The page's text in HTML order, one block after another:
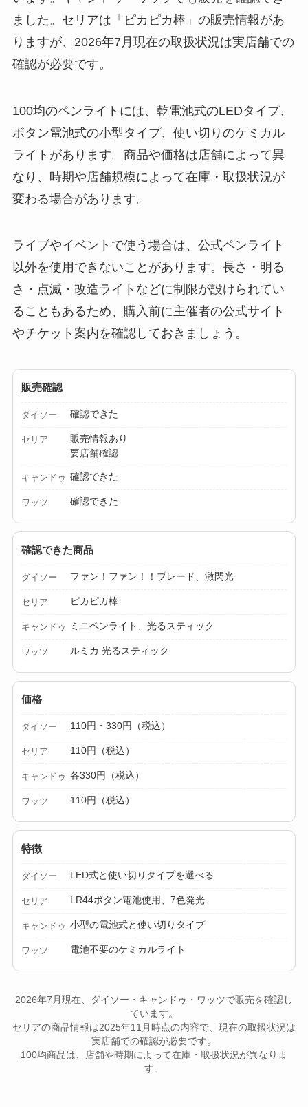
選び方ガイド！
【100均】ダイソー/
方とおすすめも紹
【100均】ダイソー/
セリア等でスパイス
すく解説！
【100均】ダイソー/
ドシートカバーは買
える？代用品＆おす
セリア等でカトラリ
る？選び方＆活用
ました。セリアは「ピカピカ棒」の販売情報があ
りますが、2026年7月現在の取扱状況は実店舗での
確認が必要です。
100均のペンライトには、乾電池式のLEDタイプ、
ボタン電池式の小型タイプ、使い切りのケミカル
ライトがあります。商品や価格は店舗によって異
なり、時期や店舗規模によって在庫・取扱状況が
変わる場合があります。
ライブやイベントで使う場合は、公式ペンライト
以外を使用できないことがあります。長さ・明る
さ・点滅・改造ライトなどに制限が設けられてい
ることもあるため、購入前に主催者の公式サイト
やチケット案内を確認しておきましょう。
販売確認
ダイソー 確認できた
セリア
販売情報あり
要店舗確認
キャンドゥ 確認できた
ワッツ 確認できた
確認できた商品
ダイソー ファン！ファン！！ブレード、激閃光
セリア ピカピカ棒
キャンドゥ ミニペンライト、光るスティック
ワッツ ルミカ 光るスティック
価格
ダイソー 110円・330円（税込）
セリア 110円（税込）
キャンドゥ 各330円（税込）
ワッツ 110円（税込）
特徴
ダイソー LED式と使い切りタイプを選べる
セリア LR44ボタン電池使用、7色発光
キャンドゥ 小型の電池式と使い切りタイプ
ワッツ 電池不要のケミカルライト
2026年7月現在、ダイソー・キャンドゥ・ワッツで販売を確認し
ています。
セリアの商品情報は2025年11月時点の内容で、現在の取扱状況は
実店舗での確認が必要です。
100均商品は、店舗や時期によって在庫・取扱状況が異なりま
す。